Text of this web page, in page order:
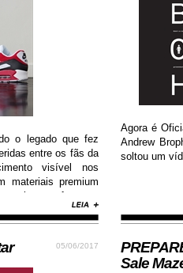
o legado que fez
entre os fãs da
visível nos
materiais premium
mais conforto e
colorway estilosa e
05/06/2017
Agora é
Andrew
soltou um
Sale